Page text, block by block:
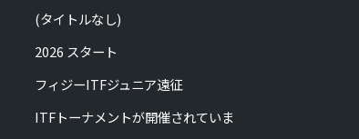
(タイトルなし)
2026 スタート
フィジーITFジュニア遠征
ITFトーナメントが開催されていま